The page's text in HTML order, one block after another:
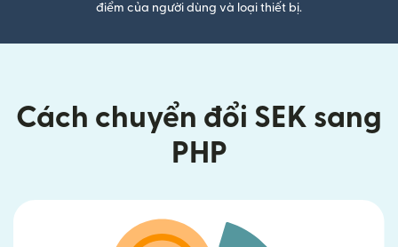
điểm của người dùng và loại thiết bị.
Cách chuyển đổi SEK sang
PHP